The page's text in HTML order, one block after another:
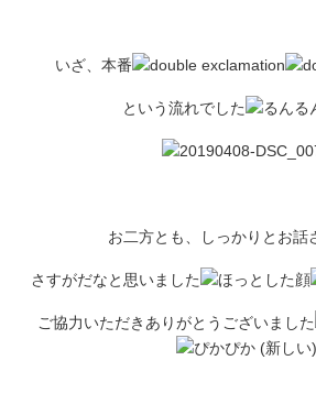
いざ、本番
という流れでした
お二方とも、しっかりとお話
さすがだなと思いました
ご協力いただきありがとうございました